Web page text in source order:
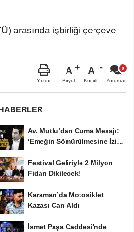
arasında işbirliği çerçeve
Yazdır
A
Büyüt
A
Küçült Yorumlar
Av. Mutlu’dan Cuma Mesajı:
‘Emeğin Sömürülmesine İzin
Festival Geliriyle 2 Milyon
Fidan Dikilecek!
Karaman’da Motosiklet
Kazası Can Aldı
İsmet Paşa Caddesi'nde